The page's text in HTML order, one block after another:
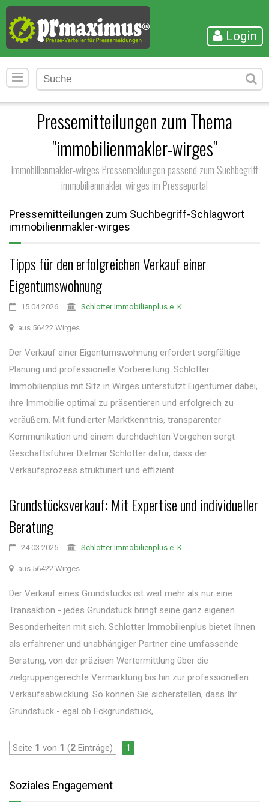
Login
Pressemitteilungen zum Thema
"immobilienmakler-wirges"
immobilienmakler-wirges Pressemeldungen passend zum Suchbegriff
immobilienmakler-wirges im Presseportal
Pressemitteilungen zum Suchbegriff-Schlagwort
immobilienmakler-wirges
Tipps für den erfolgreichen Verkauf einer
Eigentumswohnung
15.04.2026 Schlotter Immobilienplus e. K.
aus 56422 Wirges
Der Verkauf einer Eigentumswohnung erfordert sorgfältige
Planung und professionelle Vorbereitung. Schlotter
Immobilienplus mit Sitz in Wirges unterstützt Eigentümer dabei,
ihre Immobilie optimal zu präsentieren und erfolgreich zu
veräußern. Mit fundierter Marktkenntnis, transparenter
Kommunikation und einem durchdachten Vorgehen sorgt
Geschäftsführer Dietmar Schlotter dafür, dass der
Verkaufsprozess strukturiert und effizient ...
Grundstücksverkauf: Mit Expertise und individueller
Beratung
24.03.2025 Schlotter Immobilienplus e. K.
aus 56422 Wirges
Der Verkauf eines Grundstücks ist weit mehr als nur eine
Transaktion - jedes Grundstück bringt seine ganz eigenen
Besonderheiten mit sich. Schlotter Immobilienplus bietet Ihnen
als erfahrener und unabhängiger Partner eine umfassende
Beratung, von der präzisen Wertermittlung über die
zielgruppengerechte Vermarktung bis hin zur professionellen
Verkaufsabwicklung. So können Sie sicherstellen, dass Ihr
Grundstück - egal ob Eckgrundstück, ...
Seite 1 von 1 (2 Einträge) 1
Soziales Engagement